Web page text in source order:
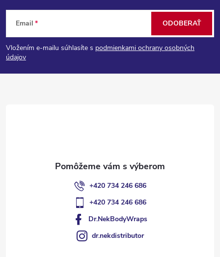
Z
á
p
Email
Vložením e-mailu súhlasíte s podmienkami ochrany osobných
údajov
ODOBERAŤ
+420 734 246 686
+420 734 246 686
Dr.NekBodyWraps
dr.nekdistributor